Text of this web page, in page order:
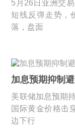
5月26日亚洲交
短线反弹走势，
落，盘面
加息预期抑制
美联储加息预期
国际黄金价格击
边下行